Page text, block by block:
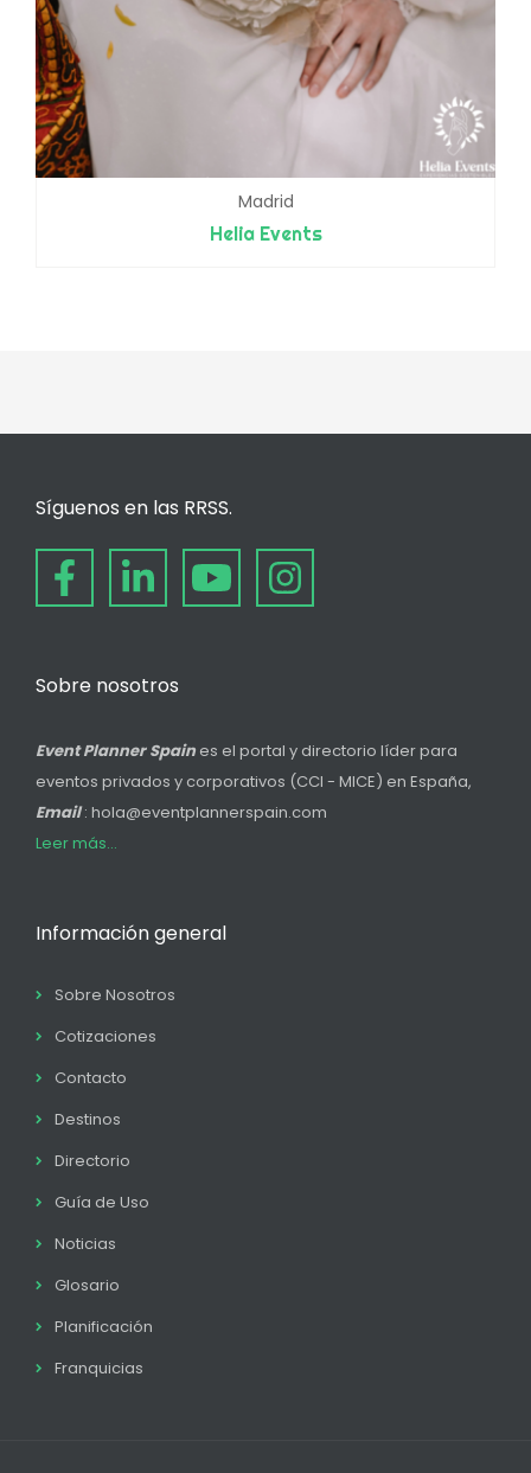
Madrid
Helia Events
Síguenos en las RRSS.
Sobre nosotros
Event Planner Spain es el portal y directorio líder para
eventos privados y corporativos (CCI - MICE) en España,
Email: hola@eventplannerspain.com
Leer más...
Información general
Sobre Nosotros
Cotizaciones
Contacto
Destinos
Directorio
Guía de Uso
Noticias
Glosario
Planificación
Franquicias